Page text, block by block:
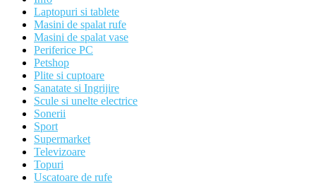
Laptopuri si tablete
Masini de spalat rufe
Masini de spalat vase
Periferice PC
Petshop
Plite si cuptoare
Sanatate si Ingrijire
Scule si unelte electrice
Sonerii
Sport
Supermarket
Televizoare
Topuri
Uscatoare de rufe